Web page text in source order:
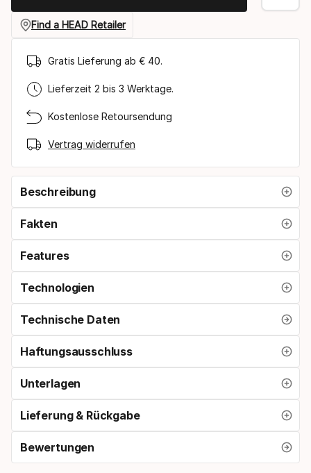
Find a HEAD Retailer
Gratis Lieferung ab € 40.
Lieferzeit 2 bis 3 Werktage.
Kostenlose Retoursendung
Vertrag widerrufen
Beschreibung
Fakten
Features
Technologien
Technische Daten
Haftungsausschluss
Unterlagen
Lieferung & Rückgabe
Bewertungen